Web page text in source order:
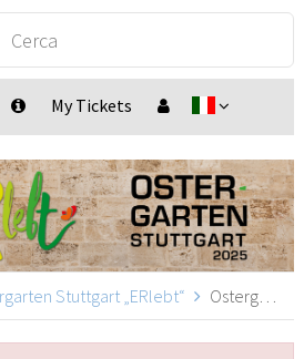
My Tickets
Stuttgart „ERlebt“ Ostergarten Stuttgart „ERlebt“ - 14:40 Uhr Führung, Stuttgart